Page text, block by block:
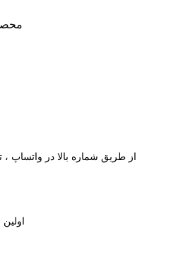
از طریق شماره بالا در واتساپ